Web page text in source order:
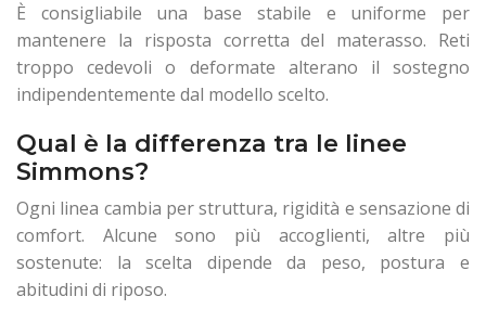
È consigliabile una base stabile e uniforme per
mantenere la risposta corretta del materasso. Reti
troppo cedevoli o deformate alterano il sostegno
indipendentemente dal modello scelto.
Qual è la differenza tra le linee
Simmons?
Ogni linea cambia per struttura, rigidità e sensazione di
comfort. Alcune sono più accoglienti, altre più
sostenute: la scelta dipende da peso, postura e
abitudini di riposo.